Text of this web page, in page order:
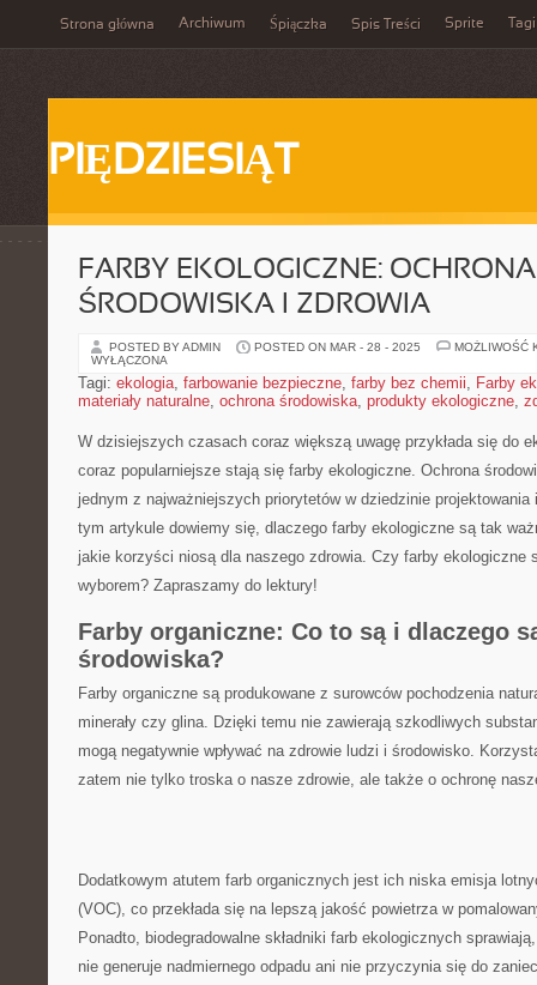
Strona główna Archiwum Śpiączka Spis Treści Sprite Tagi
PIĘDZIESIĄT
FARBY EKOLOGICZNE: OCHRONA
ŚRODOWISKA I ZDROWIA
POSTED BY ADMIN POSTED ON MAR - 28 - 2025
MOŻLIWOŚĆ
WYŁĄCZONA
Tagi: ekologia, farbowanie bezpieczne, farby bez chemii, Farby
materiały naturalne, ochrona środowiska, produkty ekologiczne,
W dzisiejszych ⁢czasach coraz większą‌ uwagę ⁢przykłada się ‌do
coraz‍ popularniejsze stają się⁢ farby ekologiczne. Ochrona
jednym z najważniejszych⁣ priorytetów w ​dziedzinie projektowania
tym artykule dowiemy się,⁢ dlaczego farby​ ekologiczne są tak
jakie korzyści niosą dla naszego zdrowia. Czy ⁢farby‌ ekologiczne
wyborem? Zapraszamy do lektury!
Farby organiczne: Co ‌to ⁤są i dlaczego‌
środowiska?
Farby organiczne są produkowane z surowców pochodzenia‌
‌minerały‍ czy glina. Dzięki temu nie zawierają szkodliwych
mogą negatywnie⁢ wpływać na⁢ zdrowie ⁤ludzi i środowisko.⁤
zatem nie ⁤tylko‍ troska o nasze zdrowie, ale także o ochronę
Dodatkowym‌ atutem⁣ farb organicznych jest ich​ niska emisja
(VOC), co przekłada się na lepszą jakość powietrza w
Ponadto, biodegradowalne składniki farb ⁤ekologicznych
‌nie ⁢generuje nadmiernego odpadu ani ⁤nie przyczynia się do​